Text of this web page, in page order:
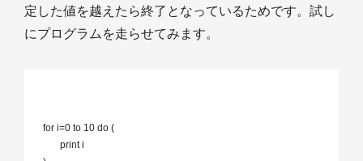
定した値を越えたら終了となっているためです。試し
にプログラムを走らせてみます。
for i=0 to 10 do (